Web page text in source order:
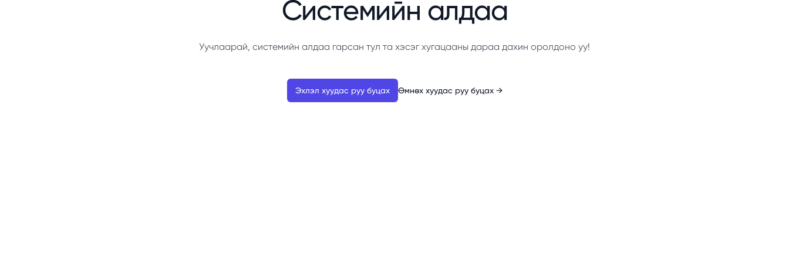
Системийн алдаа
Уучлаарай, системийн алдаа гарсан тул та хэсэг хугацааны дараа дахин оролдоно уу!
Эхлэл хуудас руу буцах Өмнөх хуудас руу буцах →